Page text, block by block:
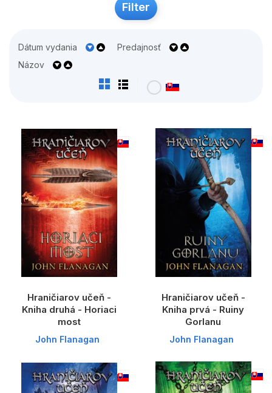
Filter
Dátum vydania
Predajnosť
Názov
Hraničiarov učeň -
Kniha druhá - Horiaci
most
John Flanagan
Hraničiarov učeň -
Kniha prvá - Ruiny
Gorlanu
John Flanagan